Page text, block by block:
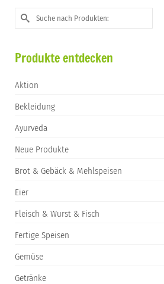
Suche
nach:
Produkte entdecken
Aktion
Bekleidung
Ayurveda
Neue Produkte
Brot & Gebäck & Mehlspeisen
Eier
Fleisch & Wurst & Fisch
Fertige Speisen
Gemüse
Getränke